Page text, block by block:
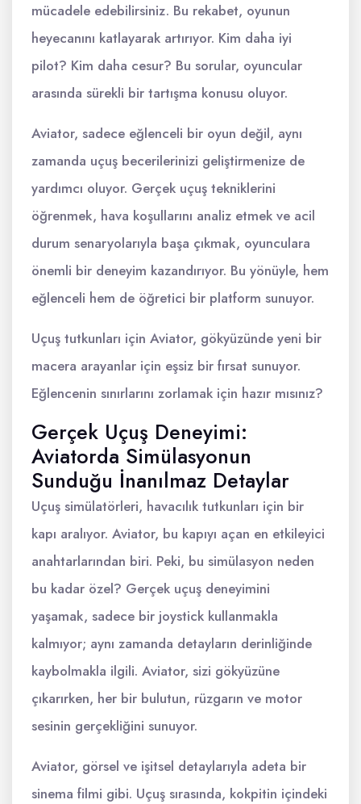
mücadele edebilirsiniz. Bu rekabet, oyunun
heyecanını katlayarak artırıyor. Kim daha iyi
pilot? Kim daha cesur? Bu sorular, oyuncular
arasında sürekli bir tartışma konusu oluyor.
Aviator, sadece eğlenceli bir oyun değil, aynı
zamanda uçuş becerilerinizi geliştirmenize de
yardımcı oluyor. Gerçek uçuş tekniklerini
öğrenmek, hava koşullarını analiz etmek ve acil
durum senaryolarıyla başa çıkmak, oyunculara
önemli bir deneyim kazandırıyor. Bu yönüyle, hem
eğlenceli hem de öğretici bir platform sunuyor.
Uçuş tutkunları için Aviator, gökyüzünde yeni bir
macera arayanlar için eşsiz bir fırsat sunuyor.
Eğlencenin sınırlarını zorlamak için hazır mısınız?
Gerçek Uçuş Deneyimi:
Aviatorda Simülasyonun
Sunduğu İnanılmaz Detaylar
Uçuş simülatörleri, havacılık tutkunları için bir
kapı aralıyor. Aviator, bu kapıyı açan en etkileyici
anahtarlarından biri. Peki, bu simülasyon neden
bu kadar özel? Gerçek uçuş deneyimini
yaşamak, sadece bir joystick kullanmakla
kalmıyor; aynı zamanda detayların derinliğinde
kaybolmakla ilgili. Aviator, sizi gökyüzüne
çıkarırken, her bir bulutun, rüzgarın ve motor
sesinin gerçekliğini sunuyor.
Aviator, görsel ve işitsel detaylarıyla adeta bir
sinema filmi gibi. Uçuş sırasında, kokpitin içindeki